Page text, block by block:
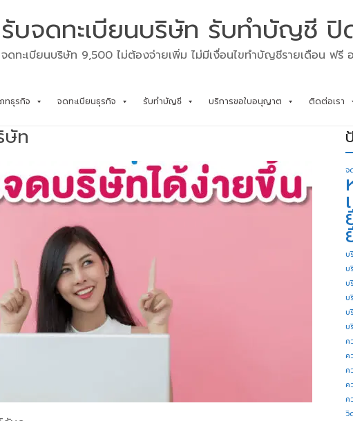
รับจดทะเบียนบริษัท รับทำบัญชี ปิ
จดทะเบียนบริษัท 9,500 ไม่ต้องจ่ายเพิ่ม ไม่มีเงื่อนไขทำบัญชีรายเดือน ฟรี
ทธุรกิจ จดทะเบียนธุรกิจ รับทำบัญชี บริการขอใบอนุญาต ติดต่อเรา
ษัท
จ
บ
บ
บ
บ
บ
บ
ค
ค
ค
ค
ค
วิ